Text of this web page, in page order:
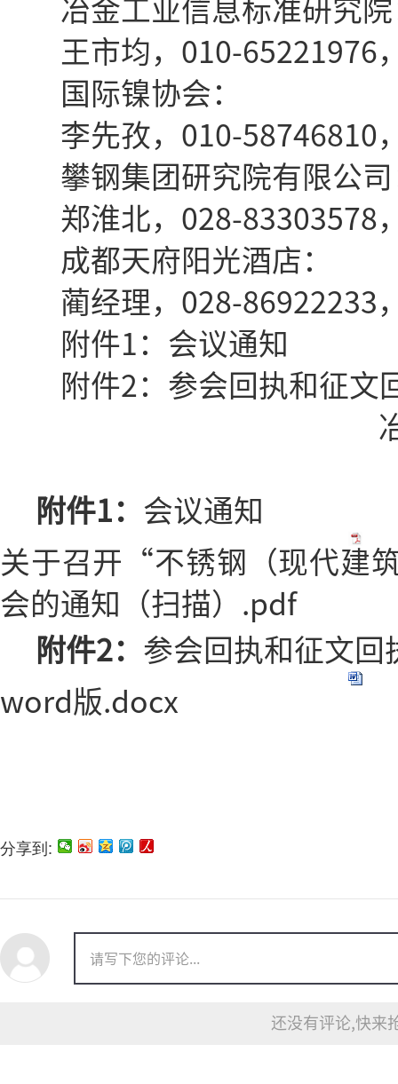
冶金工业信息标准研究院
王市均，010-65221976
国际镍协会：
李先孜，010-58746810
攀钢集团研究院有限公司
郑淮北，028-83303578
成都天府阳光酒店：
蔺经理，028-86922233
附件1：会议通知
附件2：参会回执和征文
冶
附件1： 会议通知
关于召开“不锈钢（现代建
会的通知（扫描）.pdf
附件2： 参会回执和征文回
word版.docx
分享到:
还没有评论,快来